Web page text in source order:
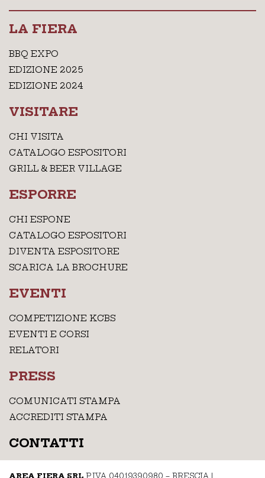
LA FIERA
BBQ EXPO
EDIZIONE 2025
EDIZIONE 2024
VISITARE
CHI VISITA
CATALOGO ESPOSITORI
GRILL & BEER VILLAGE
ESPORRE
CHI ESPONE
CATALOGO ESPOSITORI
DIVENTA ESPOSITORE
SCARICA LA BROCHURE
EVENTI
COMPETIZIONE KCBS
EVENTI E CORSI
RELATORI
PRESS
COMUNICATI STAMPA
ACCREDITI STAMPA
CONTATTI
AREA FIERA SRL P.IVA 04019390980 – BRESCIA